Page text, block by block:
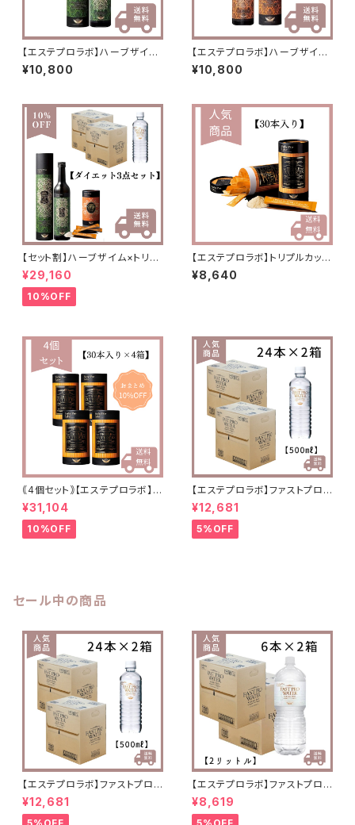
【エステプロラボ】ハーブザイム1
13グランプロ【プレーン】
¥10,800
【エステプロラボ】ハーブザイム1
13グランプロ【ジンジャー】
¥10,800
【セット割】ハーブザイム×トリプ
ルカッター×ファストプロウォー
ター
¥29,160
10%OFF
【エステプロラボ】トリプルカッタ
ーEX（リニューアル分）
¥8,640
｟4個セット｠【エステプロラボ】ト
リプルカッターEX
¥31,104
10%OFF
【エステプロラボ】ファストプロウ
ォーター 500ml(24本セット)
×2箱 送料無料
¥12,681
5%OFF
セール中の商品
【エステプロラボ】ファストプロウ
ォーター 500ml(24本セット)
×2箱 送料無料
¥12,681
【エステプロラボ】ファストプロウ
ォーター 2ℓ(6本セット)×2箱
送料無料
¥8,619